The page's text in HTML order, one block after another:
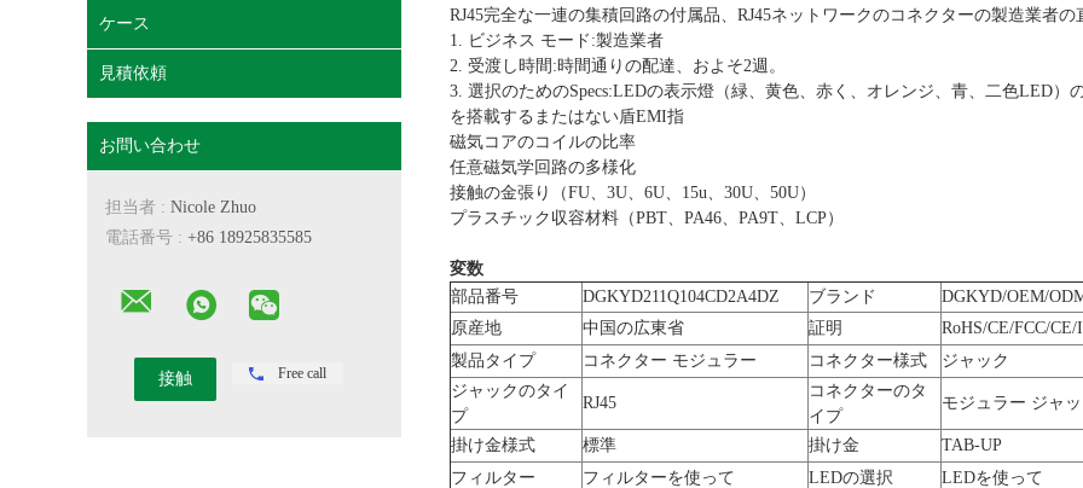
ケース
見積依頼
お問い合わせ
担当者 : Nicole Zhuo
電話番号 : +86 18925835585
Free call
RJ45完全な一連の集積回路の付属品、RJ45ネットワークのコネクターの製造業者の
1. ビジネス モード:製造業者
2. 受渡し時間:時間通りの配達、およそ2週。
3. 選択のためのSpecs:LEDの表示燈（緑、黄色、赤く、オレンジ、青、二色LED）
を搭載するまたはない盾EMI指
磁気コアのコイルの比率
任意磁気学回路の多様化
接触の金張り（FU、3U、6U、15u、30U、50U）
プラスチック収容材料（PBT、PA46、PA9T、LCP）
変数
部品番号
DGKYD211Q104CD2A4DZ ブランド
DGKYD/OEM/
原産地
中国の広東省 証明
RoHS/CE/FCC/CE/
製品タイプ
コネクター モジュラー コネクター様式
ジャック
ジャックのタイ
プ
RJ45
コネクターのタ
イプ
モジュラー ジャッ
掛け金様式 標準 掛け金
TAB-UP
フィルター
フィルターを使って LEDの選択
LEDを使って